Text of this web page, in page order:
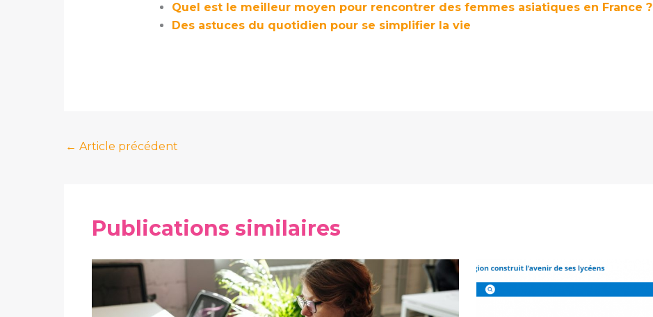
Quel est le meilleur moyen pour rencontrer des femmes asiatiques en France ?
Des astuces du quotidien pour se simplifier la vie
← Article précédent
Publications similaires